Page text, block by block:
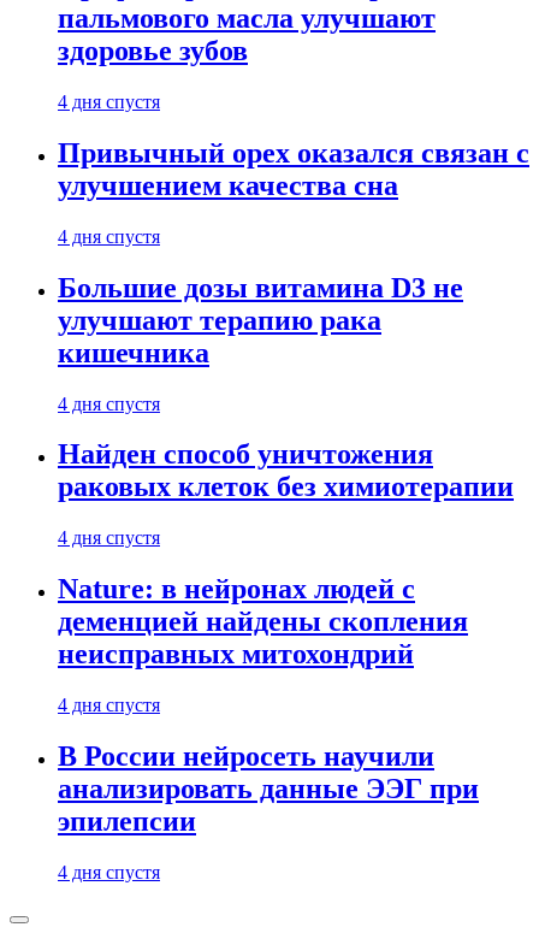
пальмового масла улучшают
здоровье зубов
4 дня спустя
Привычный орех оказался связан с
улучшением качества сна
4 дня спустя
Большие дозы витамина D3 не
улучшают терапию рака
кишечника
4 дня спустя
Найден способ уничтожения
раковых клеток без химиотерапии
4 дня спустя
Nature: в нейронах людей с
деменцией найдены скопления
неисправных митохондрий
4 дня спустя
В России нейросеть научили
анализировать данные ЭЭГ при
эпилепсии
4 дня спустя